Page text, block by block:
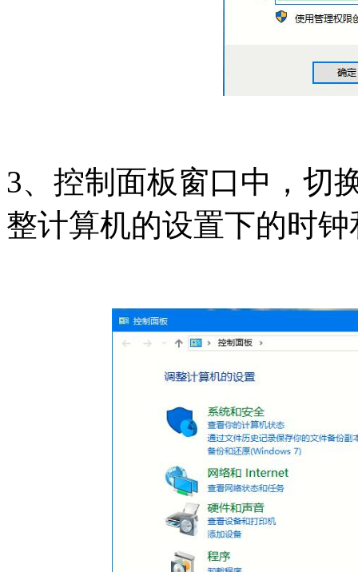
3、控制面板窗口中，切
整计算机的设置下的时